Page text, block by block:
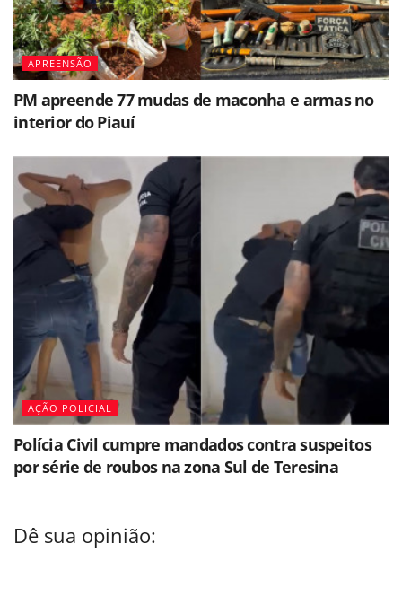
APREENSÃO
PM apreende 77 mudas de maconha e armas no
interior do Piauí
AÇÃO POLICIAL
Polícia Civil cumpre mandados contra suspeitos
por série de roubos na zona Sul de Teresina
Dê sua opinião: